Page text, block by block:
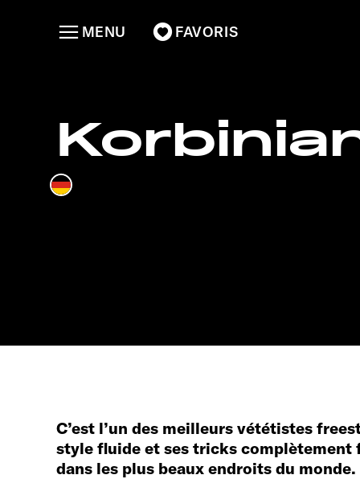
FAVORIS
MENU
C’est l’un des meilleurs vététistes
style fluide et ses tricks complètement
dans les plus beaux endroits du monde.